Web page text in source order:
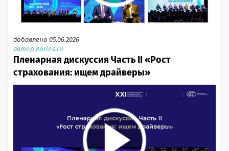
добавлено 05.06.2026
автор korins.ru
Пленарная дискуссия Часть II «Рост
страхования: ищем драйверы»